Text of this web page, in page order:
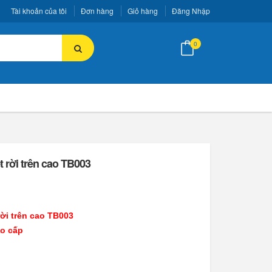
Tài khoản của tôi Đơn hàng Giỏ hàng Đăng Nhập
0
rời trên cao TB003
trên cao TB003
cấp